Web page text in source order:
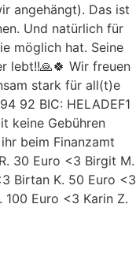
angehängt). Das ist
Und natürlich für
möglich hat. Seine
lebt!!🙏🍀 Wir freuen
stark für all(t)e
92 BIC: HELADEF1
keine Gebühren
beim Finanzamt
30 Euro <3 Birgit M.
Birtan K. 50 Euro <3
Euro <3 Karin Z.